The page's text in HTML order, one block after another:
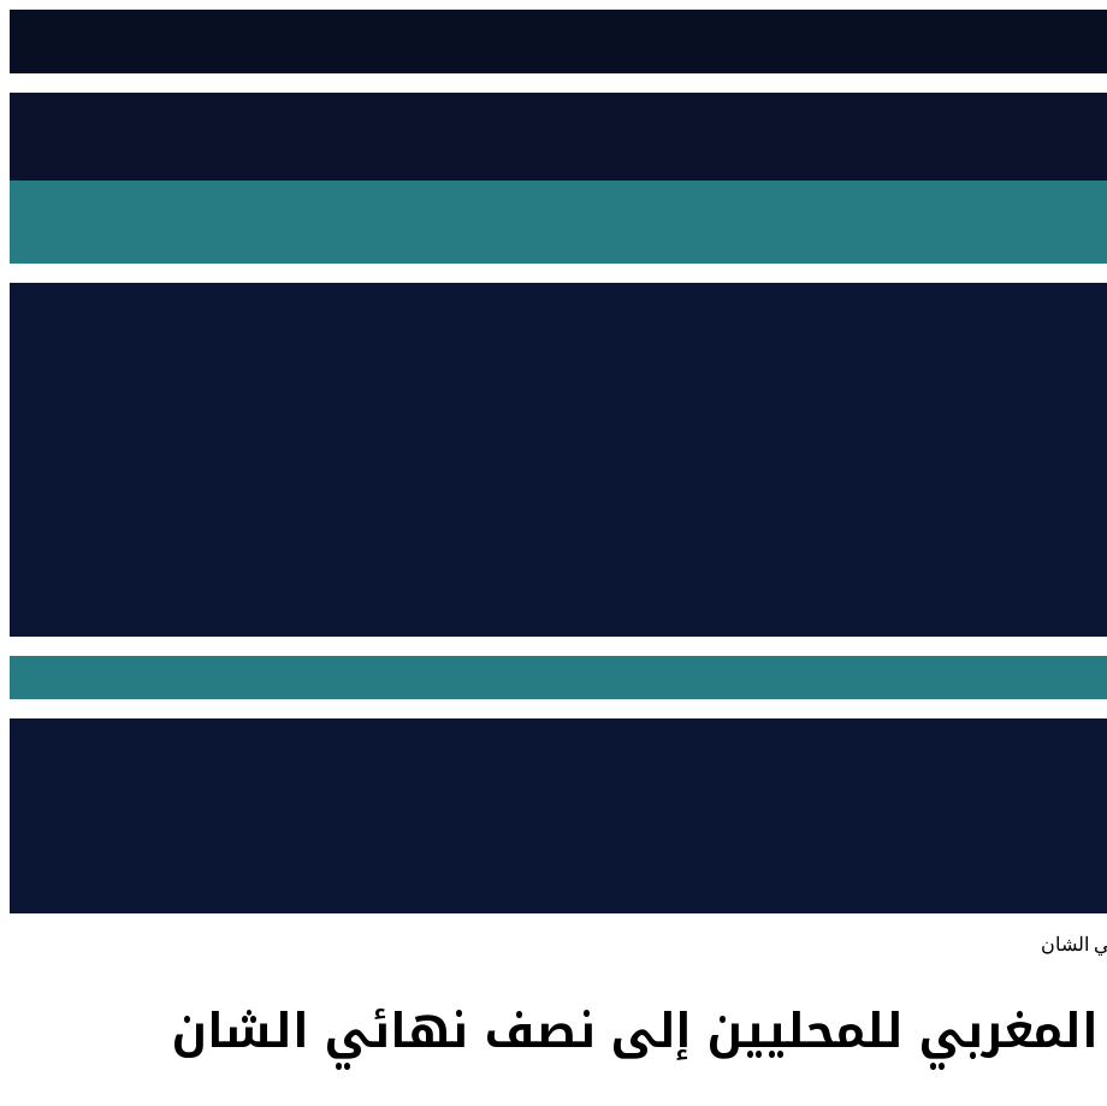
الشان
المغربي للمحليين إلى نصف نهائي الشان